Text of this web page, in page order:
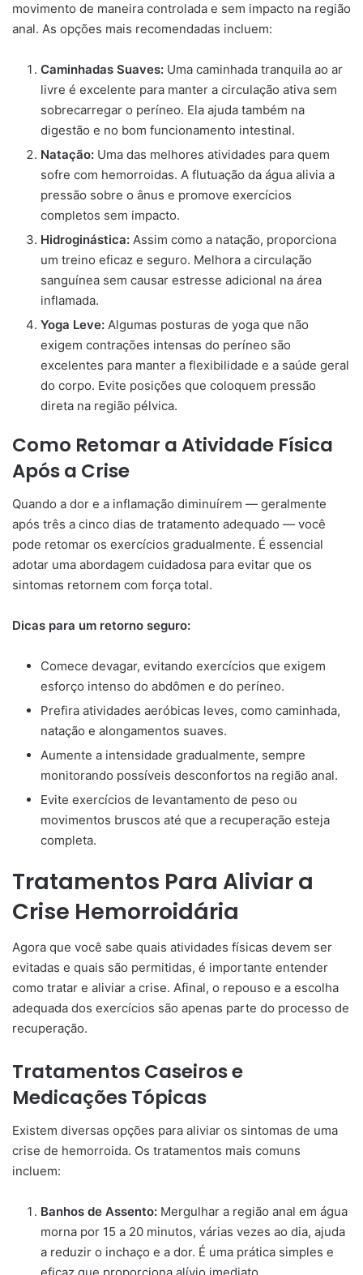
movimento de maneira controlada e sem impacto na região
anal. As opções mais recomendadas incluem:
Caminhadas Suaves: Uma caminhada tranquila ao ar
livre é excelente para manter a circulação ativa sem
sobrecarregar o períneo. Ela ajuda também na
digestão e no bom funcionamento intestinal.
Natação: Uma das melhores atividades para quem
sofre com hemorroidas. A flutuação da água alivia a
pressão sobre o ânus e promove exercícios
completos sem impacto.
Hidroginástica: Assim como a natação, proporciona
um treino eficaz e seguro. Melhora a circulação
sanguínea sem causar estresse adicional na área
inflamada.
Yoga Leve: Algumas posturas de yoga que não
exigem contrações intensas do períneo são
excelentes para manter a flexibilidade e a saúde geral
do corpo. Evite posições que coloquem pressão
direta na região pélvica.
Como Retomar a Atividade Física
Após a Crise
Quando a dor e a inflamação diminuírem — geralmente
após três a cinco dias de tratamento adequado — você
pode retomar os exercícios gradualmente. É essencial
adotar uma abordagem cuidadosa para evitar que os
sintomas retornem com força total.
Dicas para um retorno seguro:
Comece devagar, evitando exercícios que exigem
esforço intenso do abdômen e do períneo.
Prefira atividades aeróbicas leves, como caminhada,
natação e alongamentos suaves.
Aumente a intensidade gradualmente, sempre
monitorando possíveis desconfortos na região anal.
Evite exercícios de levantamento de peso ou
movimentos bruscos até que a recuperação esteja
completa.
Tratamentos Para Aliviar a
Crise Hemorroidária
Agora que você sabe quais atividades físicas devem ser
evitadas e quais são permitidas, é importante entender
como tratar e aliviar a crise. Afinal, o repouso e a escolha
adequada dos exercícios são apenas parte do processo de
recuperação.
Tratamentos Caseiros e
Medicações Tópicas
Existem diversas opções para aliviar os sintomas de uma
crise de hemorroida. Os tratamentos mais comuns
incluem:
Banhos de Assento: Mergulhar a região anal em água
morna por 15 a 20 minutos, várias vezes ao dia, ajuda
a reduzir o inchaço e a dor. É uma prática simples e
eficaz que proporciona alívio imediato.